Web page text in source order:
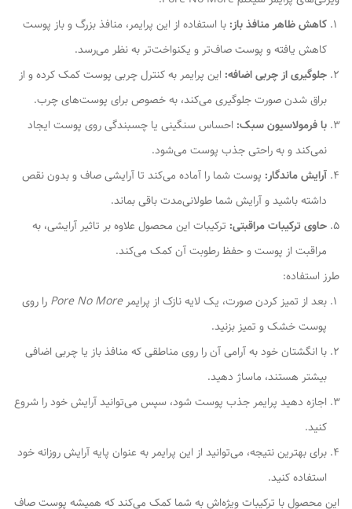
کاهش ظاهر منافذ باز:با استفاده از این پرایمر، منافذ بزرگ و باز پوست
کاهش یافته و پوست صاف‌تر و یکنواخت‌تر به نظر می‌رسد.
جلوگیری از چربی اضافه: این پرایمر به کنترل چربی پوست کمک کرده و از
براق شدن صورت جلوگیری می‌کند، به خصوص برای پوست‌های چرب.
با فرمولاسیون سبک: احساس سنگینی یا چسبندگی روی پوست ایجاد
نمی‌کند و به راحتی جذب پوست می‌شود.
آرایش ماندگار: پوست شما را آماده می‌کند تا آرایشی صاف و بدون نقص
داشته باشید و آرایش شما طولانی‌مدت باقی بماند.
حاوی ترکیبات مراقبتی: ترکیبات این محصول علاوه بر تاثیر آرایشی، به
مراقبت از پوست و حفظ رطوبت آن کمک می‌کند.
طرز استفاده:
بعد از تمیز کردن صورت، یک لایه نازک از پرایمرPore No More را روی
پوست خشک و تمیز بزنید.
با انگشتان خود به آرامی آن را روی مناطقی که منافذ باز یا چربی اضافی
بیشتر هستند، ماساژ دهید.
اجازه دهید پرایمر جذب پوست شود، سپس می‌توانید آرایش خود را شروع
کنید.
برای بهترین نتیجه، می‌توانید از این پرایمر به عنوان پایه آرایش روزانه خود
استفاده کنید.
این محصول با ترکیبات ویژه‌اش به شما کمک می‌کند که همیشه پوست صاف